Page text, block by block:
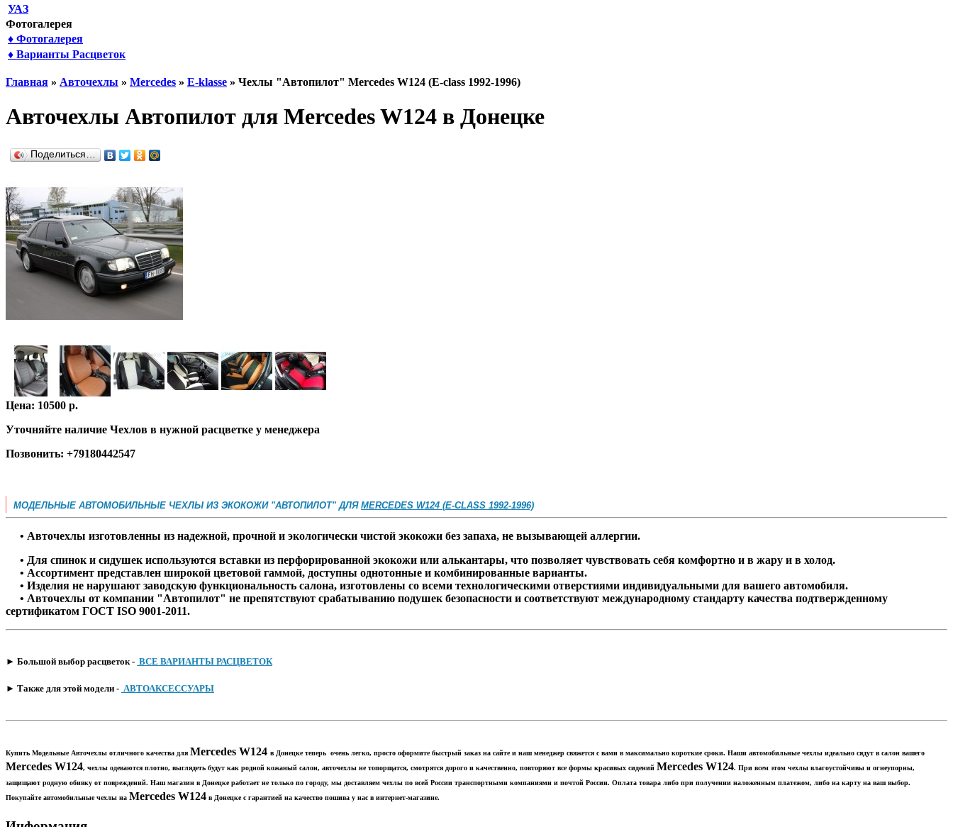
УАЗ
Фотогалерея
♦ Фотогалерея
♦ Варианты Расцветок
Главная » Авточехлы » Mercedes » E-klasse » Чехлы "Автопилот" Mercedes W124 (E-class 1992-1996)
Авточехлы Автопилот для Mercedes W124 в Донецке
Поделиться…
Цена: 10500 р.
Уточняйте наличие Чехлов в нужной расцветке у менеджера
Позвонить: +79180442547
МОДЕЛЬНЫЕ АВТОМОБИЛЬНЫЕ ЧЕХЛЫ ИЗ ЭКОКОЖИ "АВТОПИЛОТ" ДЛЯ MERCEDES W124 (E-CLASS 1992-1996)
• Авточехлы изготовленны из надежной, прочной и экологически чистой экокожи без запаха, не вызывающей аллергии.
• Для спинок и сидушек используются вставки из перфорированной экокожи или алькантары, что позволяет чувствовать себя комфортно и в жару и в холод.
• Ассортимент представлен широкой цветовой гаммой, доступны однотонные и комбинированные варианты.
• Изделия не нарушают заводскую функциональность салона, изготовлены со всеми технологическими отверстиями индивидуальными для вашего автомобиля.
• Авточехлы от компании "Автопилот" не препятствуют срабатыванию подушек безопасности и соответствуют международному стандарту качества подтвержденному
сертификатом ГОСТ ISO 9001-2011.
​► Большой выбор расцветок - ВСЕ ВАРИАНТЫ РАСЦВЕТОК
​► Также для этой модели - АВТОАКСЕССУАРЫ
Купить Модельные Авточехлы отличного качества для Mercedes W124 в Донецке теперь очень легко, просто оформите быстрый заказ на сайте и наш менеджер свяжется с вами в максимально короткие сроки. Наши автомобильные чехлы идеально сядут в салон вашего
Mercedes W124​, чехлы одеваются плотно, выглядеть будут как родной кожаный салон, авточехлы не топорщатся, смотрятся дорого и качественно, повторяют все формы красивых сидений Mercedes W124. При всем этом чехлы влагоустойчивы и огнеупорны,
защищают родную обивку от повреждений. Наш магазин в Донецке работает не только по городу, мы доставляем чехлы по всей России транспортными компаниями и почтой России. Оплата товара либо при получении наложенным платежом, либо на карту на ваш выбор.
Покупайте автомобильные чехлы на Mercedes W124 в Донецке с гарантией на качество пошива у нас в интернет-магазине.